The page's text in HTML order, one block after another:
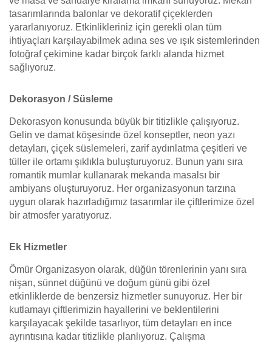
tasarımlarında balonlar ve dekoratif çiçeklerden
yararlanıyoruz. Etkinlikleriniz için gerekli olan tüm
ihtiyaçları karşılayabilmek adına ses ve ışık sistemlerinden
fotoğraf çekimine kadar birçok farklı alanda hizmet
sağlıyoruz.
Dekorasyon / Süsleme
Dekorasyon konusunda büyük bir titizlikle çalışıyoruz.
Gelin ve damat köşesinde özel konseptler, neon yazı
detayları, çiçek süslemeleri, zarif aydınlatma çeşitleri ve
tüller ile ortamı şıklıkla buluşturuyoruz. Bunun yanı sıra
romantik mumlar kullanarak mekanda masalsı bir
ambiyans oluşturuyoruz. Her organizasyonun tarzına
uygun olarak hazırladığımız tasarımlar ile çiftlerimize özel
bir atmosfer yaratıyoruz.
Ek Hizmetler
Ömür Organizasyon olarak, düğün törenlerinin yanı sıra
nişan, sünnet düğünü ve doğum günü gibi özel
etkinliklerde de benzersiz hizmetler sunuyoruz. Her bir
kutlamayı çiftlerimizin hayallerini ve beklentilerini
karşılayacak şekilde tasarlıyor, tüm detayları en ince
ayrıntısına kadar titizlikle planlıyoruz. Çalışma